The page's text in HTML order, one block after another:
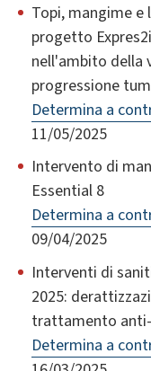
Topi, mangime
progetto
nell'ambito della
progressione
Determina a
11/05/2025
Intervento di
Essential 8
Determina a
09/04/2025
Interventi di
2025:
trattamento
Determina a